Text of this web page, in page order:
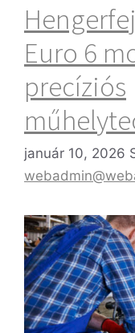
Euro 6
precíziós
január 10, 2026